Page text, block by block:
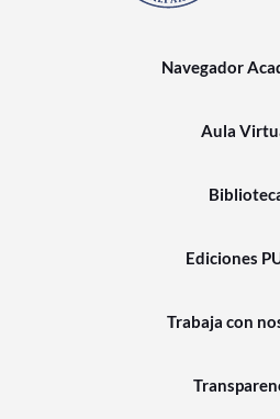
Navegador
Aula
Ediciones
Trabaja con